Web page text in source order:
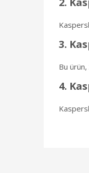
3.
Bu ürün,
4.